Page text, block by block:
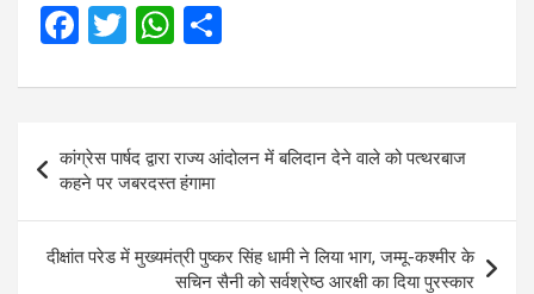
F
ce
b
o
o
k
T
tt
er
W
at
A
p
p
ar
e
Post
navigation
कांग्रेस पार्षद द्वारा राज्य आंदोलन में बलिदान देने वाले को पत्थरबाज
कहने पर जबरदस्त हंगामा
दीक्षांत परेड में मुख्‍यमंत्री पुष्‍कर सिंह धामी ने लिया भाग, जम्मू-कश्मीर के
सचिन सैनी को सर्वश्रेष्ठ आरक्षी का दिया पुरस्कार